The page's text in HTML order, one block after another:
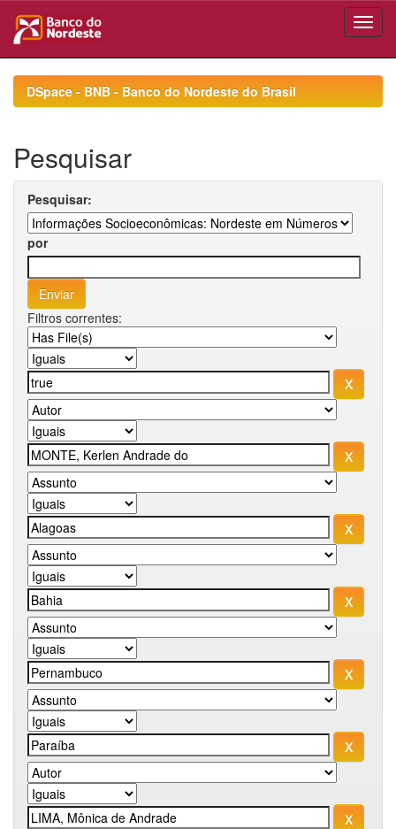
navigationDSpace - BNB - Banco do Nordeste do Brasil
Pesquisar
Pesquisar:
por
Filtros correntes: